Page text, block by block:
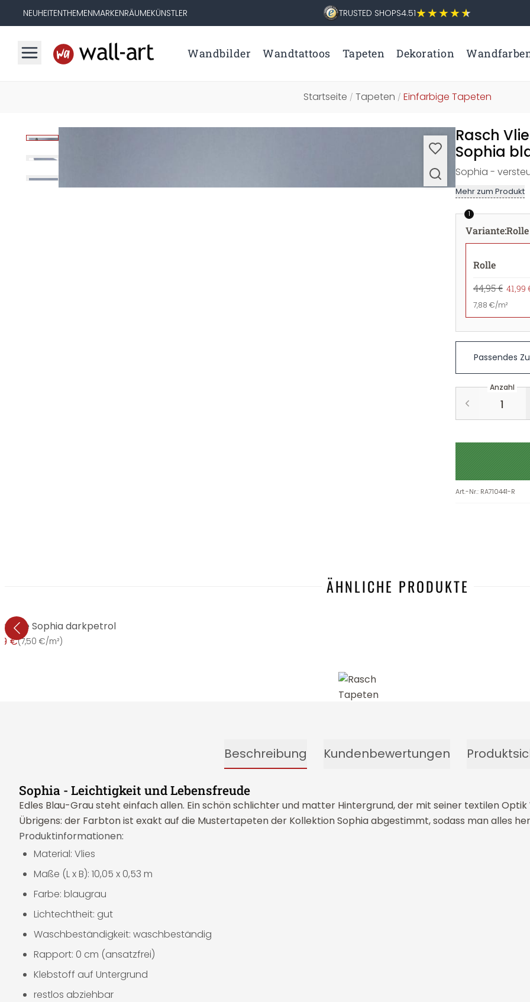
NEUHEITENTHEMENMARKENRÄUMEKÜNSTLER TRUSTED SHOPS4.51
Wandbilder Wandtattoos Tapeten Dekoration
Startseite / Tapeten / Einfarbige Tapeten
Rasch
Sophia
Sophia -
Mehr zum Produkt
1
Variante:Rolle
Rolle
44,95 € 41,99
7,88 €/m²
Passendes
Anzahl
Art.-Nr.: RA710441-R
ÄHNLICHE PRODUKTE
Sophia darkpetrol
€(7,50 €/m²)
Beschreibung Kundenbewertungen
Sophia - Leichtigkeit und Lebensfreude
Edles Blau-Grau steht einfach allen. Ein schön schlichter und matter Hintergrund, der mit seiner textilen
Übrigens: der Farbton ist exakt auf die Mustertapeten der Kollektion Sophia abgestimmt, sodass man alles
Produktinformationen:
Material: Vlies
Maße (L x B): 10,05 x 0,53 m
Farbe: blaugrau
Lichtechtheit: gut
Waschbeständigkeit: waschbeständig
Rapport: 0 cm (ansatzfrei)
Klebstoff auf Untergrund
restlos abziehbar